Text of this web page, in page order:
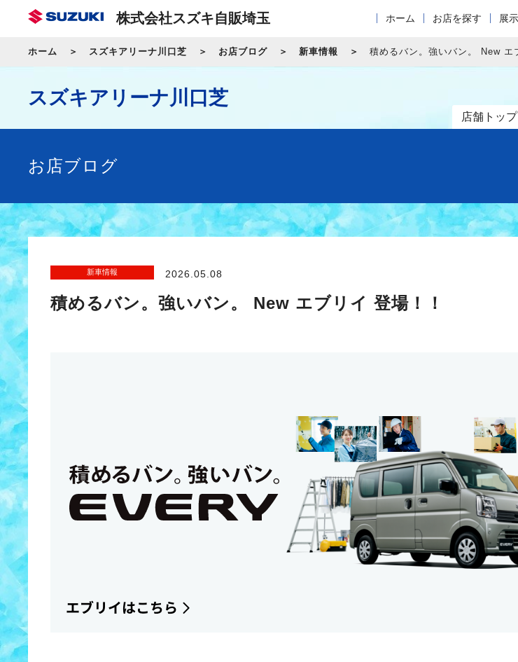
株式会社スズキ自販埼玉 ホーム お店を探す 展
ホーム スズキアリーナ川口芝 お店ブログ 新車情報 積めるバン。強いバン。 New エ
スズキアリーナ川口芝
店舗トップ
お店ブログ
新車情報 2026.05.08
積めるバン。強いバン。 New エブリイ 登場！！